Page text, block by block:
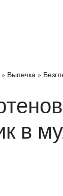
» Выпечка »
в